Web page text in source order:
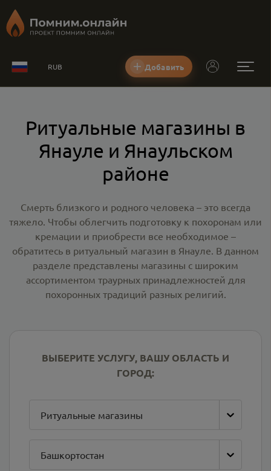
RUB Добавить
Ритуальные магазины в
Янауле и Янаульском
районе
Смерть близкого и родного человека – это всегда
тяжело. Чтобы облегчить подготовку к похоронам или
кремации и приобрести все необходимое –
обратитесь в ритуальный магазин в Янауле. В данном
разделе представлены магазины с широким
ассортиментом траурных принадлежностей для
похоронных традиций разных религий.
ВЫБЕРИТЕ УСЛУГУ, ВАШУ ОБЛАСТЬ И
ГОРОД:
Ритуальные магазины
Башкортостан